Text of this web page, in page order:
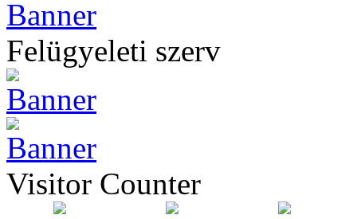
Felügyeleti szerv
Visitor Counter